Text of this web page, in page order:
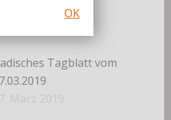
Tagblatt vom
März 2019
OK